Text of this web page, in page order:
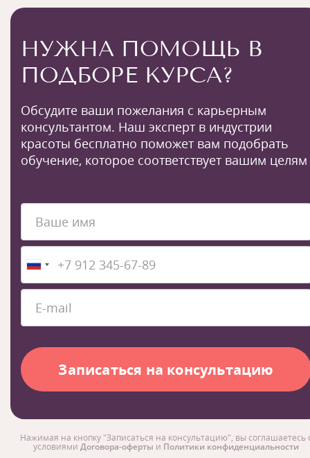
НУЖНА ПОМОЩЬ В
ПОДБОРЕ КУРСА?
Обсудите ваши пожелания с карьерным
консультантом. Наш эксперт в индустрии
красоты бесплатно поможет вам подобрать
обучение, которое соответствует вашим целям
Нажимая на кнопку "Записаться на консультацию", вы соглашаетесь
условиями Договора-оферты и Политики конфиденциальности